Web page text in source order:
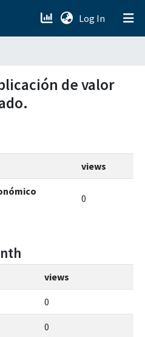
Log In (current)
de valor
views
0
views
0
0